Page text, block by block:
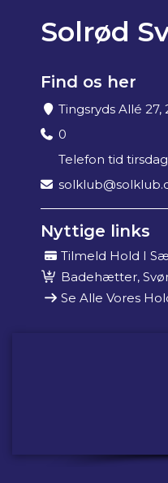
Solrød
Find os her
Tingsryds Allé
0
Telefon tid
Nyttige links